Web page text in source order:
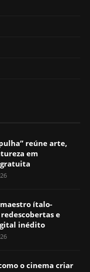
reúne arte,
em
ítalo-
e
inédito
o cinema criar